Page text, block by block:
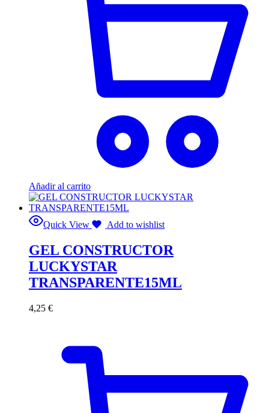
Añadir al carrito
Quick View Add to wishlist
GEL CONSTRUCTOR
LUCKYSTAR
TRANSPARENTE15ML
4,25 €